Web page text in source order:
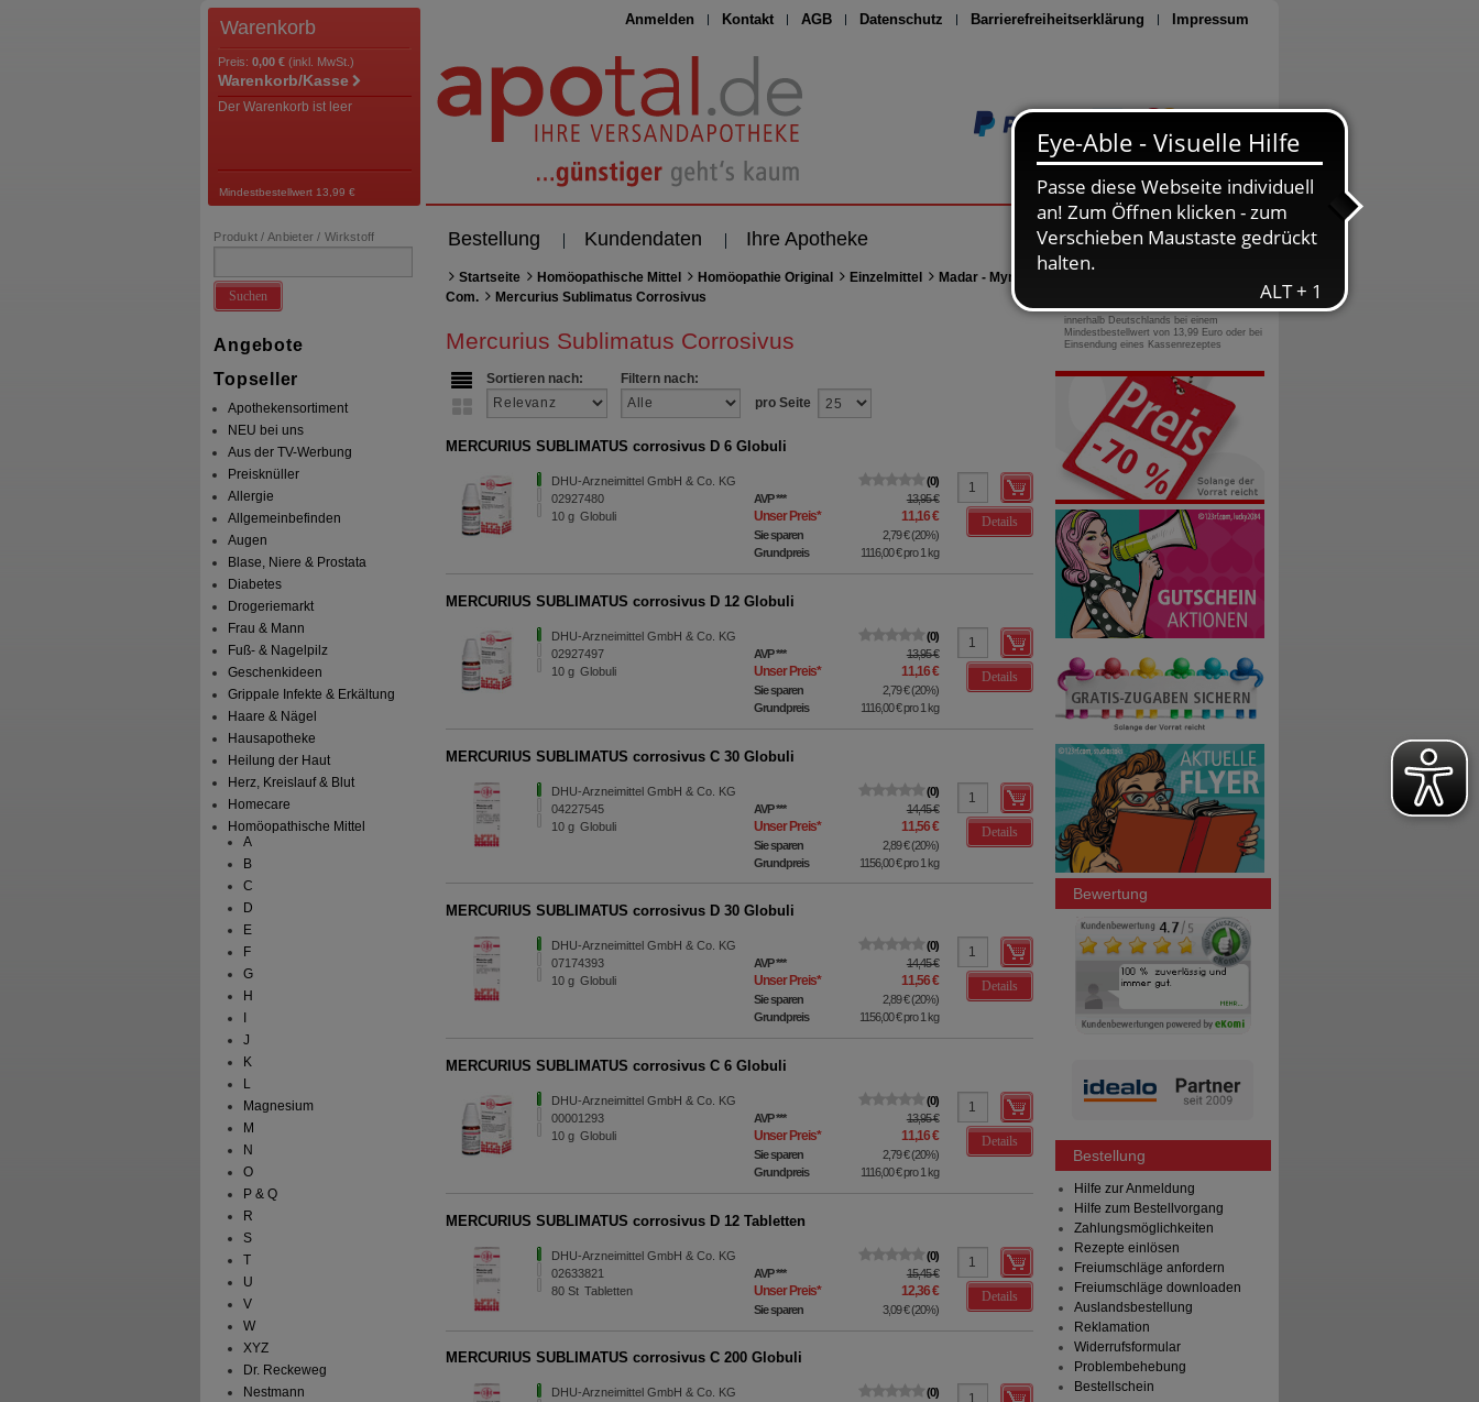
Anmelden Kontakt AGB Datenschutz Barrierefreiheitserklärung Impressum
Seite drucken
Warenkorb
Preis: 0,00 € (inkl. MwSt.)
Warenkorb/Kasse
Der Warenkorb ist leer
Mindestbestellwert 13,99 €
Bestellung Kundendaten Ihre Apotheke
Produkt / Anbieter / Wirkstoff
Suchen
Angebote
Topseller
Apothekensortiment
NEU bei uns
Aus der TV-Werbung
Preisknüller
Allergie
Allgemeinbefinden
Augen
Blase, Niere & Prostata
Diabetes
Drogeriemarkt
Frau & Mann
Fuß- & Nagelpilz
Geschenkideen
Grippale Infekte & Erkältung
Haare & Nägel
Hausapotheke
Heilung der Haut
Herz, Kreislauf & Blut
Homecare
Homöopathische Mittel
A
B
C
D
E
F
G
H
J
K
L
Magnesium
M
N
O
P & Q
R
S
T
U
V
W
XYZ
Dr. Reckeweg
Nestmann
Startseite Homöopathische Mittel Homöopathie Original Einzelmittel
Madar - Myrtus
Com.
Mercurius Sublimatus Corrosivus
Mercurius Sublimatus Corrosivus
Sortieren nach:
Filtern nach:
pro Seite
MERCURIUS SUBLIMATUS corrosivus D 6 Globuli
DHU-Arzneimittel GmbH & Co. KG
02927480
10g Globuli
0
AVP*** 13,95 €
Unser Preis* 11,16 €
Sie sparen 2,79 €(20%)
Grundpreis
1116,00 €pro 1 kg
Details
MERCURIUS SUBLIMATUS corrosivus D 12 Globuli
DHU-Arzneimittel GmbH & Co. KG
02927497
10g Globuli
0
AVP*** 13,95 €
Unser Preis* 11,16 €
Sie sparen 2,79 €(20%)
Grundpreis
1116,00 €pro 1 kg
Details
MERCURIUS SUBLIMATUS corrosivus C 30 Globuli
DHU-Arzneimittel GmbH & Co. KG
04227545
10g Globuli
0
AVP*** 14,45 €
Unser Preis* 11,56 €
Sie sparen 2,89 €(20%)
Grundpreis
1156,00 €pro 1 kg
Details
MERCURIUS SUBLIMATUS corrosivus D 30 Globuli
DHU-Arzneimittel GmbH & Co. KG
07174393
10g Globuli
0
AVP*** 14,45 €
Unser Preis* 11,56 €
Sie sparen 2,89 €(20%)
Grundpreis
1156,00 €pro 1 kg
Details
MERCURIUS SUBLIMATUS corrosivus C 6 Globuli
DHU-Arzneimittel GmbH & Co. KG
00001293
10g Globuli
0
AVP*** 13,95 €
Unser Preis* 11,16 €
Sie sparen 2,79 €(20%)
Grundpreis
1116,00 €pro 1 kg
Details
MERCURIUS SUBLIMATUS corrosivus D 12 Tabletten
DHU-Arzneimittel GmbH & Co. KG
02633821
80St Tabletten
0
AVP*** 15,45 €
Unser Preis* 12,36 €
Sie sparen 3,09 €(20%)
Details
MERCURIUS SUBLIMATUS corrosivus C 200 Globuli
DHU-Arzneimittel GmbH & Co. KG
0
0800-10 11 422
gebührenfreie Rufnummer
innerhalb Deutschlands bei einem
Mindestbestellwert von 13,99 Euro oder bei
Einsendung eines Kassenrezeptes
Bewertung
Bestellung
Hilfe zur Anmeldung
Hilfe zum Bestellvorgang
Zahlungsmöglichkeiten
Rezepte einlösen
Freiumschläge anfordern
Freiumschläge downloaden
Auslandsbestellung
Reklamation
Widerrufsformular
Problembehebung
Bestellschein